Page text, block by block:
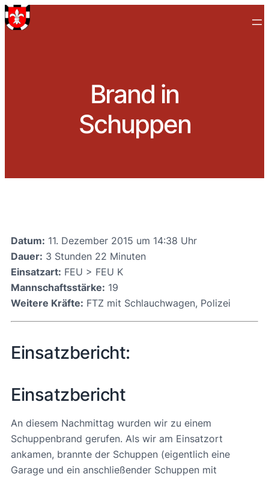
Brand in
Schuppen
Datum: 11. Dezember 2015 um 14:38 Uhr
Dauer: 3 Stunden 22 Minuten
Einsatzart: FEU > FEU K
Mannschaftsstärke: 19
Weitere Kräfte: FTZ mit Schlauchwagen, Polizei
Einsatzbericht:
Einsatzbericht
An diesem Nachmittag wurden wir zu einem
Schuppenbrand gerufen. Als wir am Einsatzort
ankamen, brannte der Schuppen (eigentlich eine
Garage und ein anschließender Schuppen mit